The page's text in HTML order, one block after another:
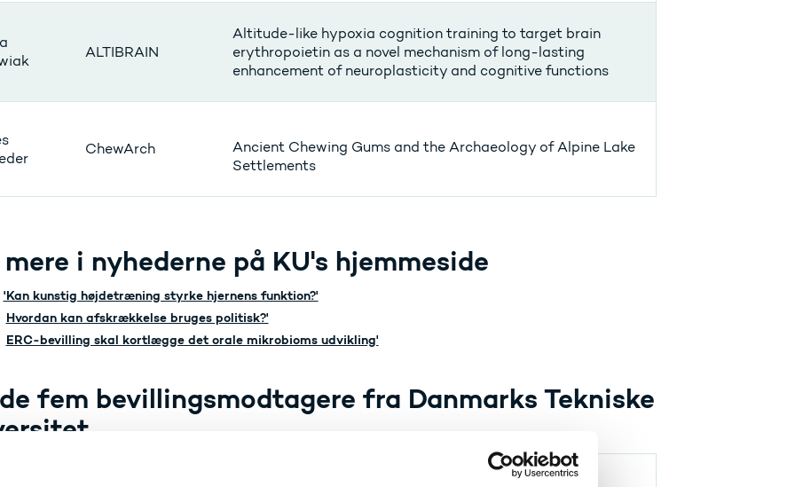
ALTIBRAIN
Altitude-like hypoxia cognition training to target brain
erythropoietin as a novel mechanism of long-lasting
enhancement of neuroplasticity and cognitive functions
ChewArch
Ancient Chewing Gums and the Archaeology of Alpine Lake
Settlements
i nyhederne på KU's hjemmeside
'Kan kunstig højdetræning styrke hjernens funktion?'
Hvordan kan afskrækkelse bruges politisk?'
ERC-bevilling skal kortlægge det orale mikrobioms udvikling'
fem bevillingsmodtagere fra Danmarks Tekniske